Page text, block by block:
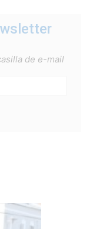
de e-mail